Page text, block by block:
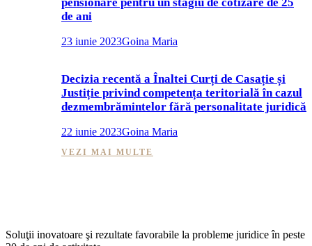
pensionare pentru un stagiu de cotizare de 25
de ani
23 iunie 2023Goina Maria
Decizia recentă a Înaltei Curți de Casație și
Justiție privind competența teritorială în cazul
dezmembrămintelor fără personalitate juridică
22 iunie 2023Goina Maria
VEZI MAI MULTE
Soluţii inovatoare şi rezultate favorabile la probleme juridice în peste